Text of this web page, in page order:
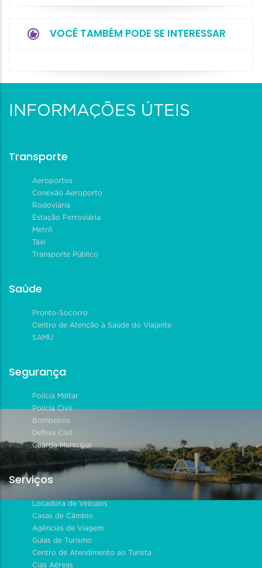
VOCÊ TAMBÉM PODE SE INTERESSAR
INFORMAÇÕES ÚTEIS
Transporte
Aeroportos
Conexão Aeroporto
Rodoviária
Estação Ferroviária
Metrô
Táxi
Transporte Público
Saúde
Pronto-Socorro
Centro de Atenção à Saúde do Viajante
SAMU
Segurança
Polícia Militar
Polícia Civil
Bombeiros
Defesa Civil
Guarda Municipal
Serviços
Locadora de Veículos
Casas de Câmbio
Agências de Viagem
Guias de Turismo
Centro de Atendimento ao Turista
Cias Aéreas